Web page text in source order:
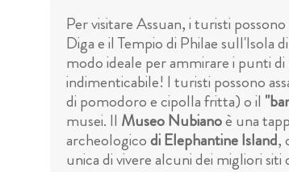
Per visitare Assuan, i turisti
Diga e il Tempio di Philae sull'Isola
modo ideale per ammirare i punti
indimenticabile! I turisti possono
di pomodoro e cipolla fritta) o il
musei. Il Museo Nubianoè una
archeologicodi Elephantine Island,
unica di vivere alcuni dei migliori